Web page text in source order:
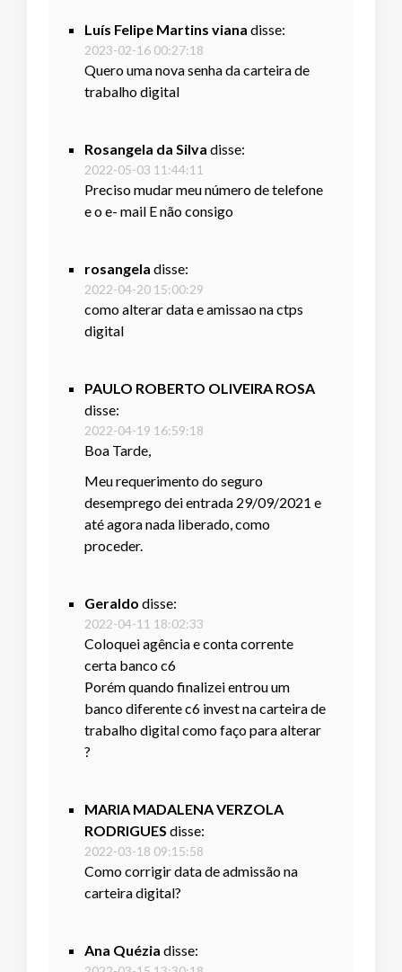
Luís Felipe Martins viana disse:
2023-02-16 00:27:18
Quero uma nova senha da carteira de
trabalho digital
Rosangela da Silva disse:
2022-05-03 11:44:11
Preciso mudar meu número de telefone
e o e- mail E não consigo
rosangela disse:
2022-04-20 15:00:29
como alterar data e amissao na ctps
digital
PAULO ROBERTO OLIVEIRA ROSA
disse:
2022-04-19 16:59:18
Boa Tarde,
Meu requerimento do seguro
desemprego dei entrada 29/09/2021 e
até agora nada liberado, como
proceder.
Geraldo disse:
2022-04-11 18:02:33
Coloquei agência e conta corrente
certa banco c6
Porém quando finalizei entrou um
banco diferente c6 invest na carteira de
trabalho digital como faço para alterar
?
MARIA MADALENA VERZOLA
RODRIGUES disse:
2022-03-18 09:15:58
Como corrigir data de admissão na
carteira digital?
Ana Quézia disse: